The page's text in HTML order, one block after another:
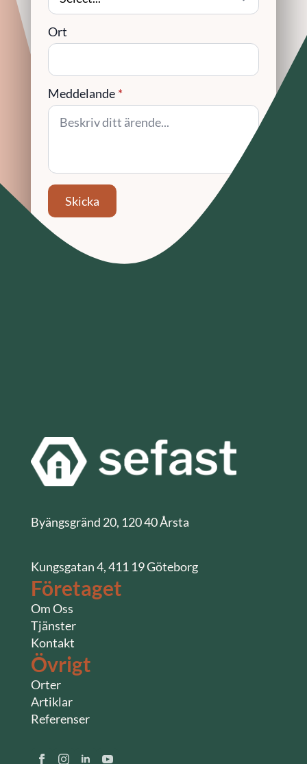
Ort
Meddelande *
Skicka
Byängsgränd 20, 120 40 Årsta
Kungsgatan 4, 411 19 Göteborg
Företaget
Om Oss
Tjänster
Kontakt
Övrigt
Orter
Artiklar
Referenser